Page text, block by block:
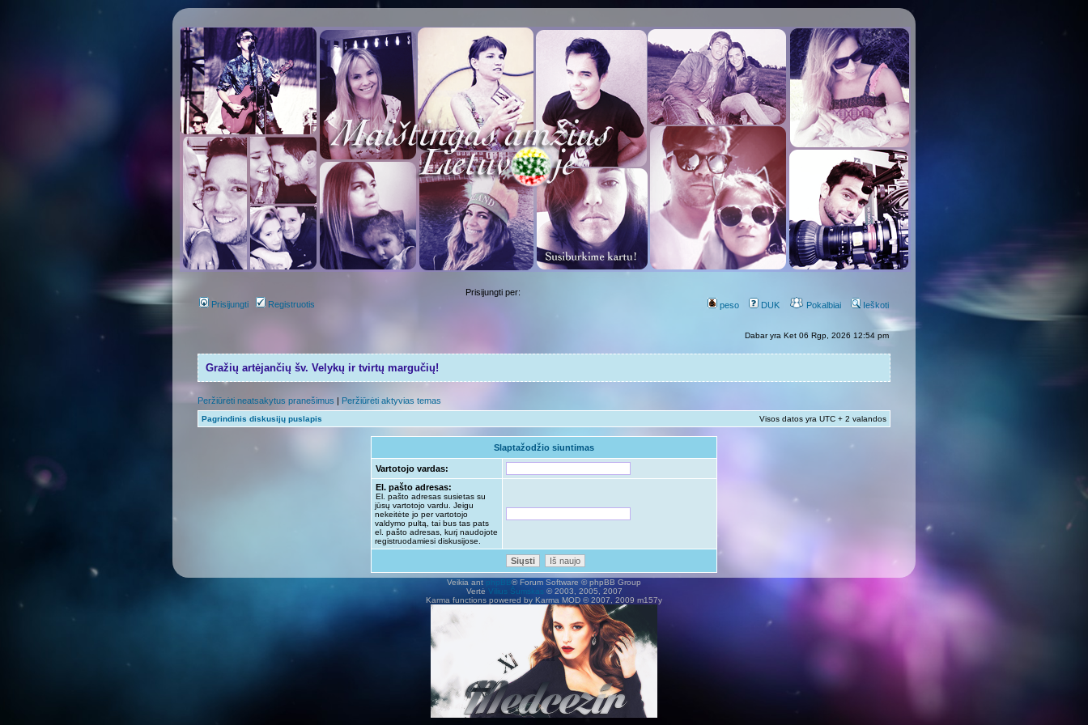
Prisijungti Registruotis
Prisijungti per:
peso
DUK Pokalbiai Ieškoti
Dabar yra Ket 06 Rgp, 2026 12:54 pm
Gražių artėjančių šv. Velykų ir tvirtų margučių!
Peržiūrėti neatsakytus pranešimus | Peržiūrėti aktyvias temas
Pagrindinis diskusijų puslapis Visos datos yra UTC + 2 valandos
Slaptažodžio siuntimas
Vartotojo vardas:
El. pašto adresas:
El. pašto adresas susietas su
jūsų vartotojo vardu. Jeigu
nekeitėte jo per vartotojo
valdymo pultą, tai bus tas pats
el. pašto adresas, kurį naudojote
registruodamiesi diskusijose.
Veikia ant phpBB® Forum Software © phpBB Group
Vertė Vilius Šumskas
© 2003, 2005, 2007
Karma functions powered by Karma MOD © 2007, 2009 m157y